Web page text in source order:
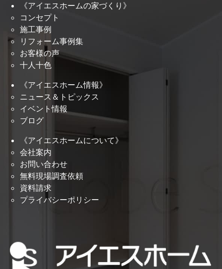
《アイエスホームの家づくり》
コンセプト
施工事例
リフォーム事例集
お客様の声
十人十色
《アイエスホーム情報》
ニュース＆トピックス
イベント情報
ブログ
《アイエスホームについて》
会社案内
お問い合わせ
無料現場調査依頼
資料請求
プライバシーポリシー